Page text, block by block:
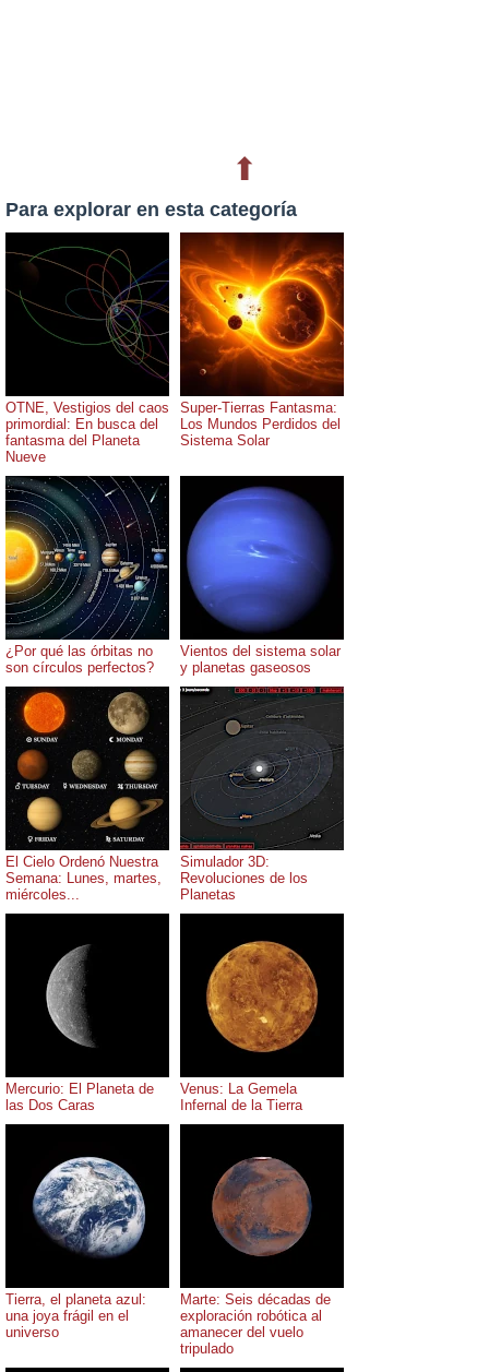
⬆
Para explorar en esta categoría
OTNE, Vestigios del caos
primordial: En busca del
fantasma del Planeta
Nueve
Super-Tierras Fantasma:
Los Mundos Perdidos del
Sistema Solar
¿Por qué las órbitas no
son círculos perfectos?
Vientos del sistema solar
y planetas gaseosos
El Cielo Ordenó Nuestra
Semana: Lunes, martes,
miércoles...
Simulador 3D:
Revoluciones de los
Planetas
Mercurio: El Planeta de
las Dos Caras
Venus: La Gemela
Infernal de la Tierra
Tierra, el planeta azul:
una joya frágil en el
universo
Marte: Seis décadas de
exploración robótica al
amanecer del vuelo
tripulado